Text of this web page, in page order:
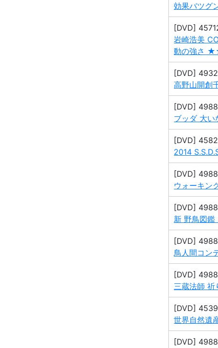
効果バツグ
[DVD]
岩崎浩美
動の強さ
[DVD]
高野山開創
[DVD]
ブッダ 大い
[DVD]
2014
[DVD]
ウォーキン
[DVD]
新 野鳥図
[DVD]
鳥人間コン
[DVD]
三蔵法師 祈
[DVD]
世界自然遺
[DVD]